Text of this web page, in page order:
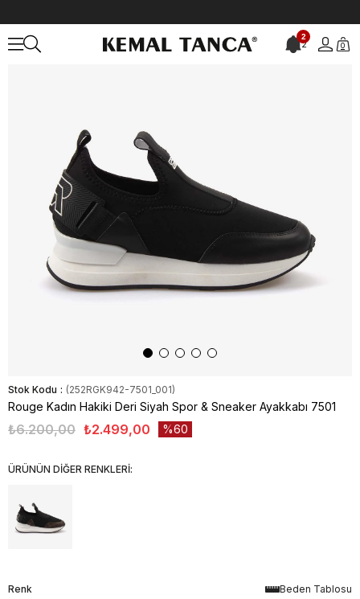
2
2 0
Stok Kodu (252RGK942-7501_001)
Rouge Kadın Hakiki Deri Siyah Spor & Sneaker Ayakkabı 7501
₺6.200,00 ₺2.499,00 60
ÜRÜNÜN DİĞER RENKLERİ:
Beden Tablosu
Renk